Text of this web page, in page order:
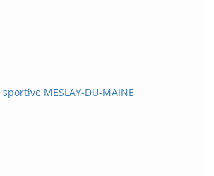
MESLAY-DU-MAINE